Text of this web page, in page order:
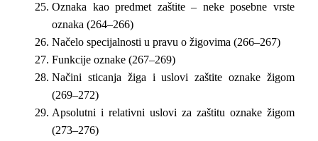
Oznaka kao predmet zaštite – neke posebne vrste
oznaka (264–266)
Načelo specijalnosti u pravu o žigovima (266–267)
Funkcije oznake (267–269)
Načini sticanja žiga i uslovi zaštite oznake žigom
(269–272)
Apsolutni i relativni uslovi za zaštitu oznake žigom
(273–276)